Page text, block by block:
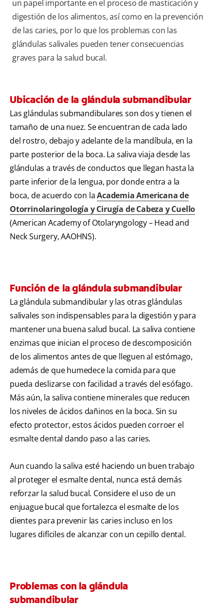
un papel importante en el proceso de masticación y
digestión de los alimentos, así como en la prevención
de las caries, por lo que los problemas con las
glándulas salivales pueden tener consecuencias
graves para la salud bucal.
Ubicación de la glándula submandibular
Las glándulas submandibulares son dos y tienen el
tamaño de una nuez. Se encuentran de cada lado
del rostro, debajo y adelante de la mandíbula, en la
parte posterior de la boca. La saliva viaja desde las
glándulas a través de conductos que llegan hasta la
parte inferior de la lengua, por donde entra a la
boca, de acuerdo con laAcademia Americana de
Otorrinolaringología y Cirugía de Cabeza y Cuello
(American Academy of Otolaryngology – Head and
Neck Surgery, AAOHNS).
Función de la glándula submandibular
La glándula submandibular y las otras glándulas
salivales son indispensables para la digestión y para
mantener una buena salud bucal. La saliva contiene
enzimas que inician el proceso de descomposición
de los alimentos antes de que lleguen al estómago,
además de que humedece la comida para que
pueda deslizarse con facilidad a través del esófago.
Más aún, la saliva contiene minerales que reducen
los niveles de ácidos dañinos en la boca. Sin su
efecto protector, estos ácidos pueden corroer el
esmalte dental dando paso a las caries.
Aun cuando la saliva esté haciendo un buen trabajo
al proteger el esmalte dental, nunca está demás
reforzar la salud bucal. Considere el uso de un
enjuague bucal que fortalezca el esmalte de los
dientes para prevenir las caries incluso en los
lugares difíciles de alcanzar con un cepillo dental.
Problemas con la glándula
submandibular